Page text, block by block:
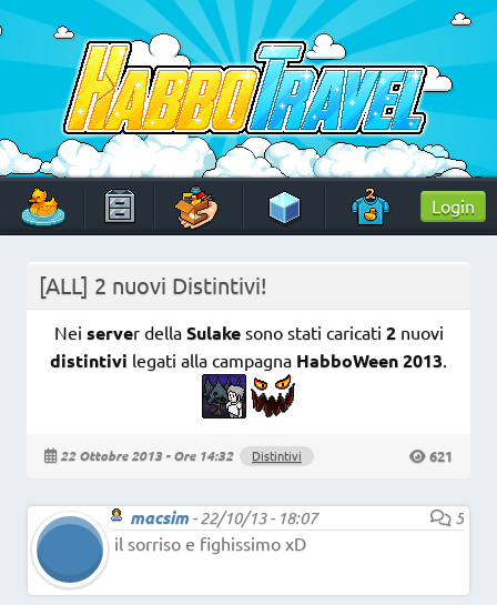
Skip
to
content
HabboTravel
Un viaggio di pixel!
Login
[ALL] 2 nuovi Distintivi!
Nei server della Sulakesono stati caricati 2nuovi
distintivi legati alla campagna HabboWeen 2013.
22 Ottobre 2013 - Ore 14:32 Distintivi 621
macsim -22/10/13 - 18:07
5
il sorriso e fighissimo xD